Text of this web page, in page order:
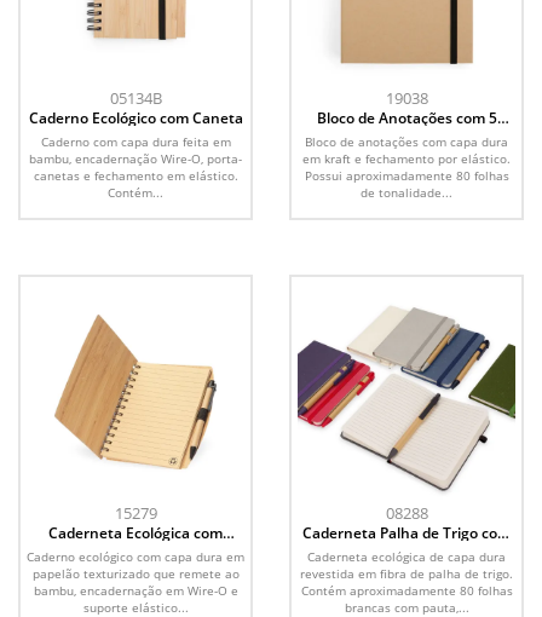
05134B
Caderno Ecológico com Caneta
Caderno com capa dura feita em
bambu, encadernação Wire-O, porta-
canetas e fechamento em elástico.
Contém...
19038
Bloco de Anotações com 5
Canetas
Bloco de anotações com capa dura
em kraft e fechamento por elástico.
Possui aproximadamente 80 folhas
de tonalidade...
15279
Caderneta Ecológica com
Caneta
Caderno ecológico com capa dura em
papelão texturizado que remete ao
bambu, encadernação em Wire-O e
suporte elástico...
08288
Caderneta Palha de Trigo com
Caneta
Caderneta ecológica de capa dura
revestida em fibra de palha de trigo.
Contém aproximadamente 80 folhas
brancas com pauta,...